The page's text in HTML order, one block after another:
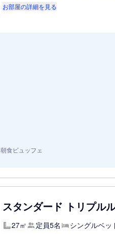
お部屋の詳細を見る
朝食ビュッフェ
スタンダード トリプル
27㎡ 定員5名 シングルベッ